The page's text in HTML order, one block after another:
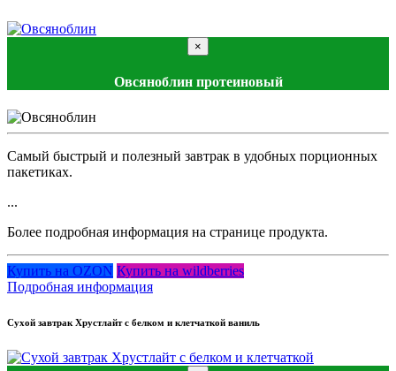
×
Овсяноблин протеиновый
Самый быстрый и полезный завтрак в удобных порционных
пакетиках.
...
Более подробная информация на странице продукта.
Купить на OZON Купить на wildberries
Подробная информация
Сухой завтрак Хрустлайт с белком и клетчаткой ваниль